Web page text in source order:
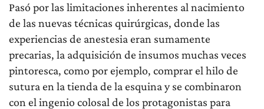
Pasó por las limitaciones inherentes al nacimiento
de las nuevas técnicas quirúrgicas, donde las
experiencias de anestesia eran sumamente
precarias, la adquisición de insumos muchas veces
pintoresca, como por ejemplo, comprar el hilo de
sutura en la tienda de la esquina y se combinaron
con el ingenio colosal de los protagonistas para